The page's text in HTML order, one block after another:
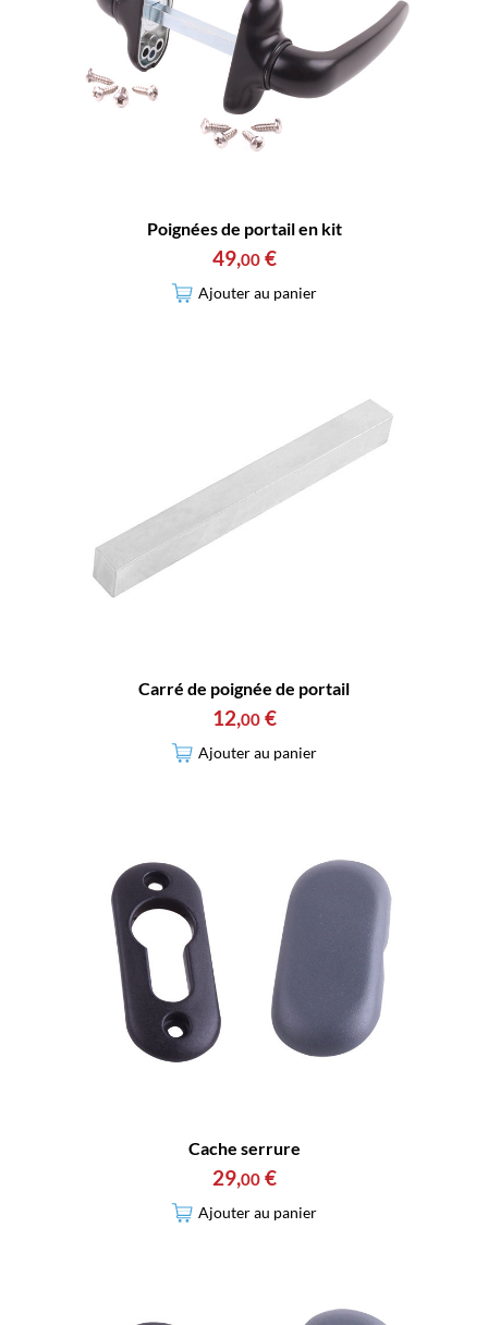
Poignées de portail en kit
49,00 €
Ajouter au panier
Carré de poignée de portail
12,00 €
Ajouter au panier
Cache serrure
29,00 €
Ajouter au panier